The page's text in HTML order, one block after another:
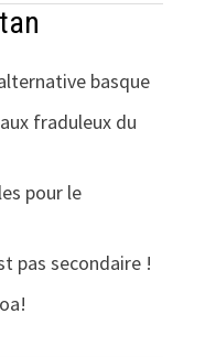
basque
fraduleux du
pour le
pas secondaire !